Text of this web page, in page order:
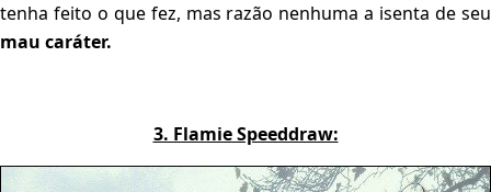
tenha feito o que fez, mas razão nenhuma a isenta de seu
mau caráter.
3. Flamie Speeddraw: